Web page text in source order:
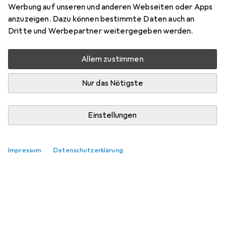
Werbung auf unseren und anderen Webseiten oder Apps
anzuzeigen. Dazu können bestimmte Daten auch an
Dritte und Werbepartner weitergegeben werden.
Allem zustimmen
Nur das Nötigste
Einstellungen
Impressum Datenschutzerklärung
Produktliste
Keine Produkte gefunden